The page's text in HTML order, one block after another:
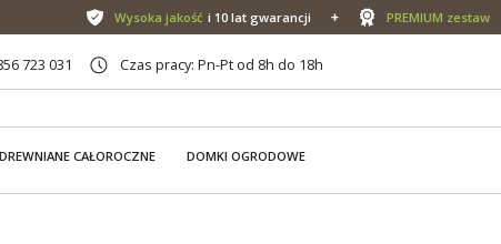
Wysoka jakość i 10 lat gwarancji PREMIUM zestaw
723 031 Czas pracy: Pn-Pt od 8h do 18h
CAŁOROCZNE DOMKI OGRODOWE